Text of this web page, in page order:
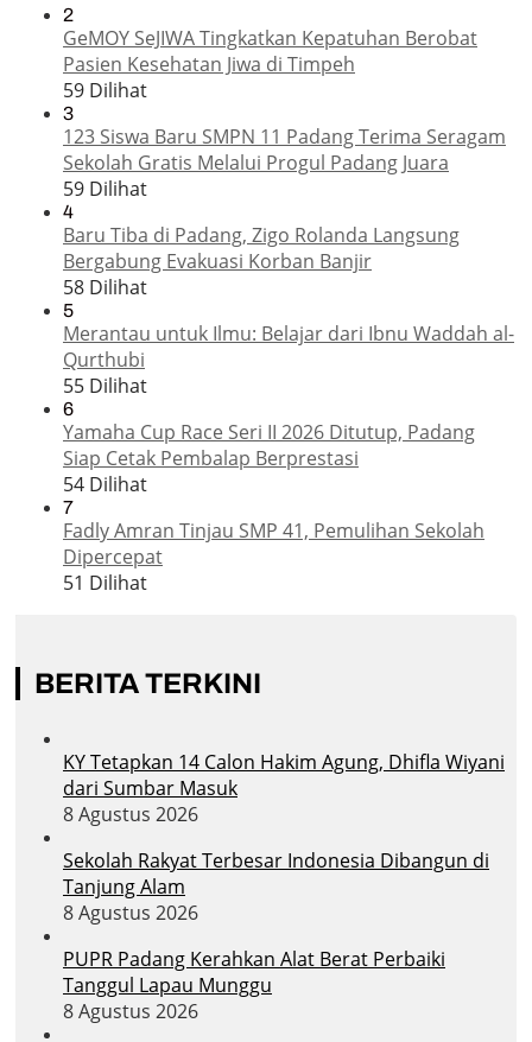
2
GeMOY SeJIWA Tingkatkan Kepatuhan Berobat
Pasien Kesehatan Jiwa di Timpeh
59 Dilihat
3
123 Siswa Baru SMPN 11 Padang Terima Seragam
Sekolah Gratis Melalui Progul Padang Juara
59 Dilihat
4
Baru Tiba di Padang, Zigo Rolanda Langsung
Bergabung Evakuasi Korban Banjir
58 Dilihat
5
Merantau untuk Ilmu: Belajar dari Ibnu Waddah al-
Qurthubi
55 Dilihat
6
Yamaha Cup Race Seri II 2026 Ditutup, Padang
Siap Cetak Pembalap Berprestasi
54 Dilihat
7
Fadly Amran Tinjau SMP 41, Pemulihan Sekolah
Dipercepat
51 Dilihat
BERITA TERKINI
KY Tetapkan 14 Calon Hakim Agung, Dhifla Wiyani
dari Sumbar Masuk
8 Agustus 2026
Sekolah Rakyat Terbesar Indonesia Dibangun di
Tanjung Alam
8 Agustus 2026
PUPR Padang Kerahkan Alat Berat Perbaiki
Tanggul Lapau Munggu
8 Agustus 2026